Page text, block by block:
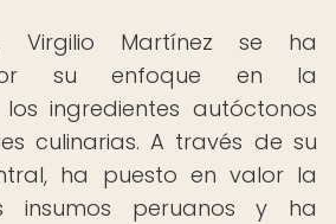
Virgilio Martínez se ha
su enfoque en la
ingredientes autóctonos
culinarias. A través de su
ha puesto en valor la
insumos peruanos y ha